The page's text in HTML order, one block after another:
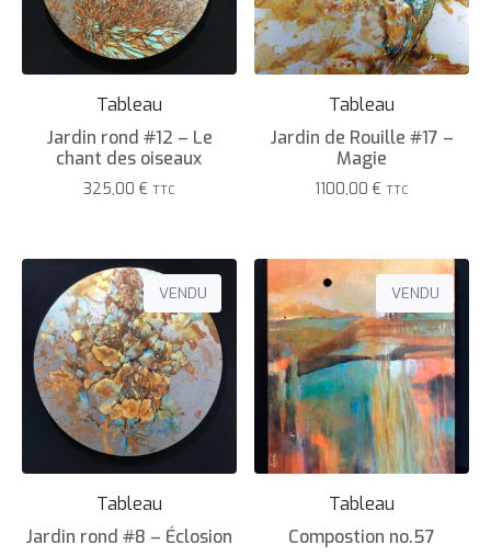
Tableau
Jardin rond #12 – Le
chant des oiseaux
325,00 € TTC
Tableau
Jardin de Rouille #17 –
Magie
1100,00€ TTC
VENDU
Tableau
Jardin rond #8 – Éclosion
VENDU
Tableau
Compostion no.57